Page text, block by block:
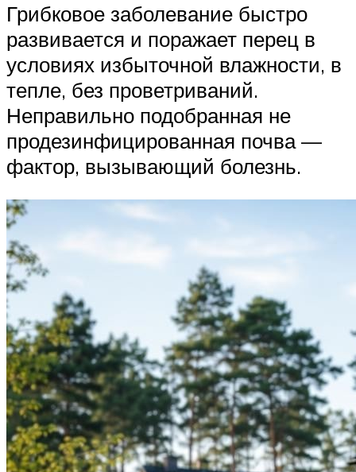
Грибковое заболевание быстро
развивается и поражает перец в
условиях избыточной влажности, в
тепле, без проветриваний.
Неправильно подобранная не
продезинфицированная почва —
фактор, вызывающий болезнь.